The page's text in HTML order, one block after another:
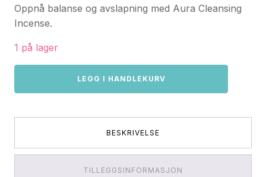
Oppnå balanse og avslapning med Aura Cleansing
Incense.
1 på lager
LEGG I HANDLEKURV
BESKRIVELSE
TILLEGGSINFORMASJON